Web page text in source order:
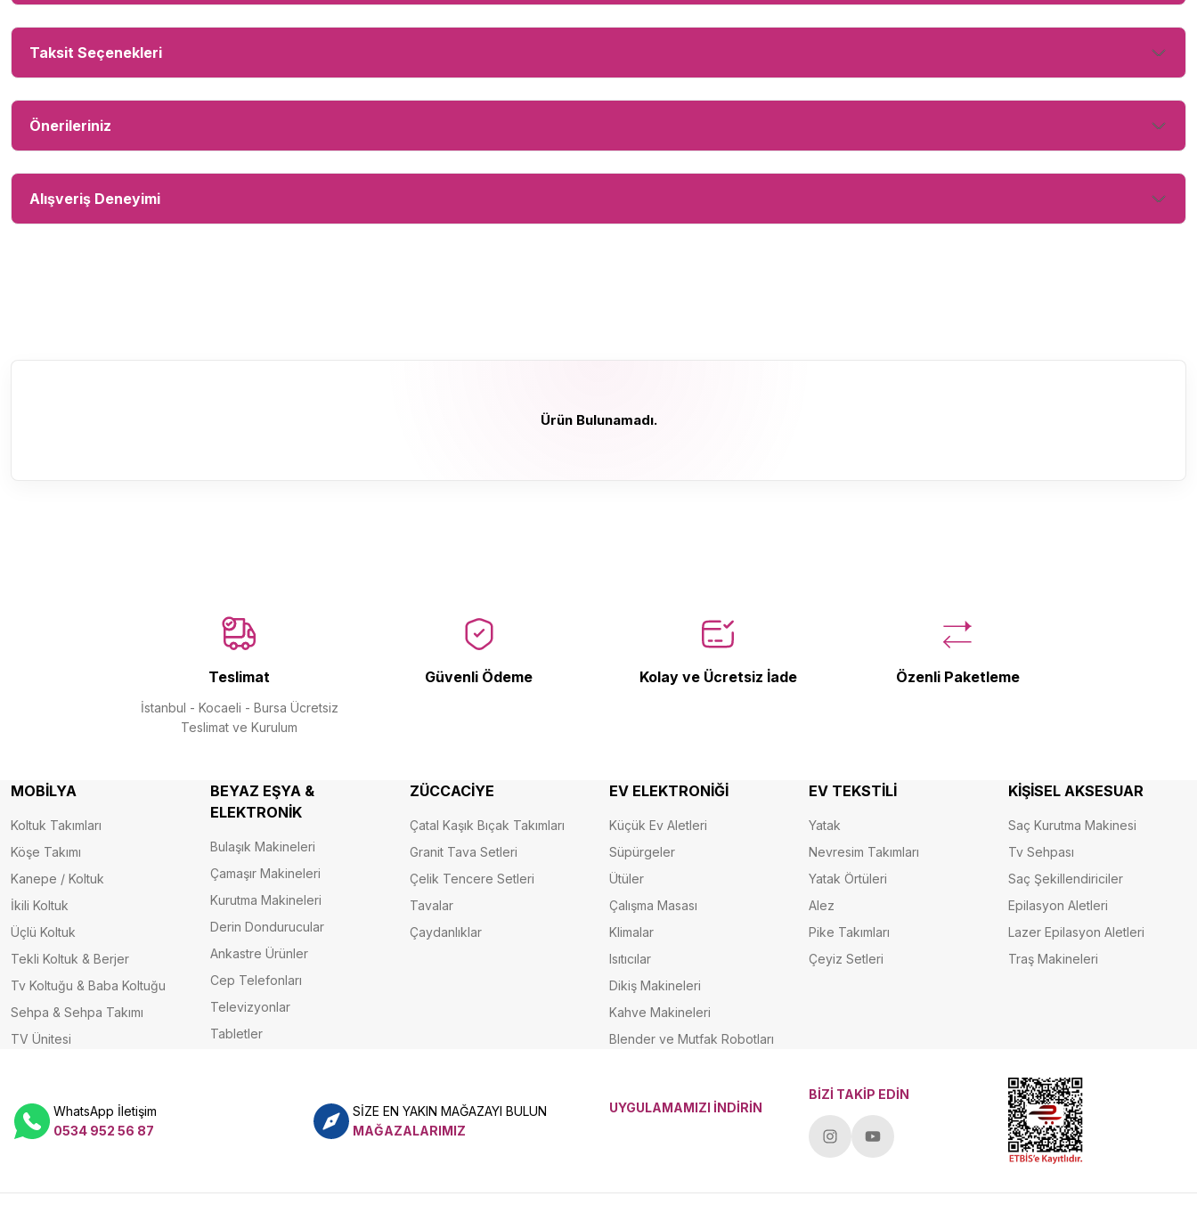
Taksit Seçenekleri
Önerileriniz
Alışveriş Deneyimi
Ürün Bulunamadı.
Teslimat
İstanbul - Kocaeli - Bursa Ücretsiz
Teslimat ve Kurulum
Güvenli Ödeme Kolay ve Ücretsiz İade Özenli Paketleme
MOBİLYA
Koltuk Takımları
Köşe Takımı
Kanepe / Koltuk
İkili Koltuk
Üçlü Koltuk
Tekli Koltuk & Berjer
Tv Koltuğu & Baba Koltuğu
Sehpa & Sehpa Takımı
TV Ünitesi
BEYAZ EŞYA &
ELEKTRONİK
Bulaşık Makineleri
Çamaşır Makineleri
Kurutma Makineleri
Derin Dondurucular
Ankastre Ürünler
Cep Telefonları
Televizyonlar
Tabletler
ZÜCCACİYE
Çatal Kaşık Bıçak Takımları
Granit Tava Setleri
Çelik Tencere Setleri
Tavalar
Çaydanlıklar
EV ELEKTRONİĞİ
Küçük Ev Aletleri
Süpürgeler
Ütüler
Çalışma Masası
Klimalar
Isıtıcılar
Dikiş Makineleri
Kahve Makineleri
Blender ve Mutfak Robotları
EV TEKSTİLİ
Yatak
Nevresim Takımları
Yatak Örtüleri
Alez
Pike Takımları
Çeyiz Setleri
KİŞİSEL AKSESUAR
Saç Kurutma Makinesi
Tv Sehpası
Saç Şekillendiriciler
Epilasyon Aletleri
Lazer Epilasyon Aletleri
Traş Makineleri
WhatsApp İletişim
0534 952 56 87
SİZE EN YAKIN MAĞAZAYI BULUN
MAĞAZALARIMIZ
UYGULAMAMIZI İNDİRİN
BİZİ TAKİP EDİN